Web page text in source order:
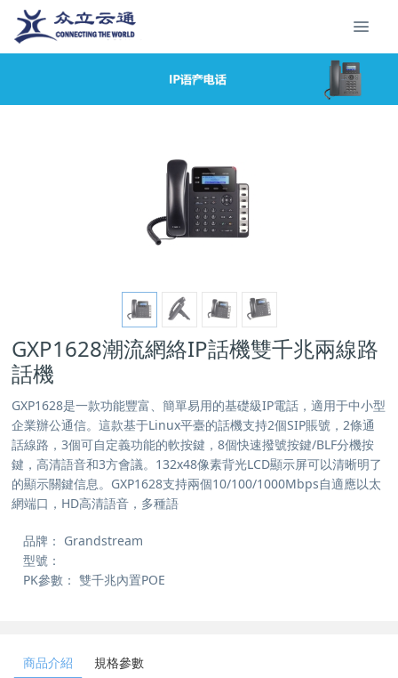
GXP1628潮流網絡IP話機雙千兆兩線路
話機
GXP1628是一款功能豐富、簡單易用的基礎級IP電話，適用于中小型
企業辦公通信。這款基于Linux平臺的話機支持2個SIP賬號，2條通
話線路，3個可自定義功能的軟按鍵，8個快速撥號按鍵/BLF分機按
鍵，高清語音和3方會議。132x48像素背光LCD顯示屏可以清晰明了
的顯示關鍵信息。GXP1628支持兩個10/100/1000Mbps自適應以太
網端口，HD高清語音，多種語
品牌： Grandstream
型號：
PK參數： 雙千兆內置POE
商品介紹 規格參數